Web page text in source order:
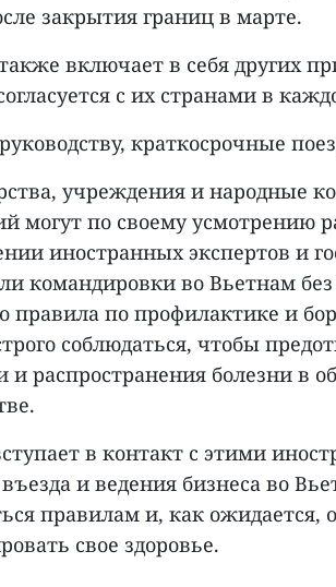
закрытия границ в марте.
включает в себя других
с их странами в
краткосрочные
учреждения и народные
могут по своему усмотрению
иностранных экспертов и
командировки во Вьетнам
правила по профилактике и
соблюдаться, чтобы
распространения болезни в
в контакт с этими
и ведения бизнеса во
правилам и, как ожидается,
свое здоровье.